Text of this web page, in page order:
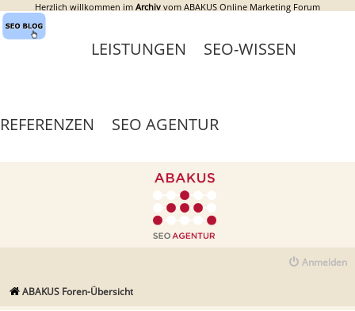
Herzlich willkommen im Archiv vom ABAKUS Online Marketing Forum
LEISTUNGEN SEO-WISSEN
REFERENZEN SEO AGENTUR
Anmelden
ABAKUS Foren-Übersicht